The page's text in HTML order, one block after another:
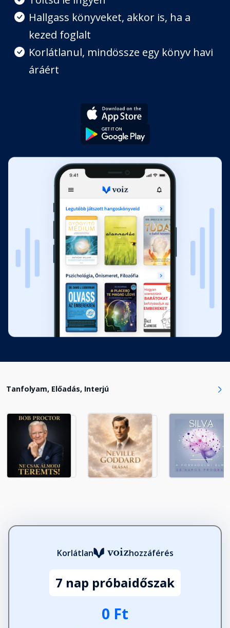
Hallgass könyveket, akkor is, ha a
kezed foglalt
Korlátlanul, mindössze egy könyv havi
áráért
Tanfolyam, Előadás, Interjú
Korlátlan hozzáférés
7 nap próbaidőszak
0 Ft